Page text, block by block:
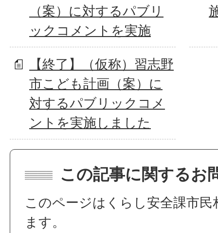
（案）に対するパブリ
ックコメントを実施
【終了】（仮称）習志野
市こども計画（案）に
対するパブリックコメ
ントを実施しました
この記事に関するお
このページはくらし安全課市
ます。